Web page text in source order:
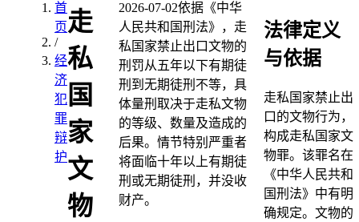
首
页
/
经
济
犯
罪
辩
护
走
私
国
家
文
物
2026-07-02依据《中华
人民共和国刑法》，走
私国家禁止出口文物的
刑罚从五年以下有期徒
刑到无期徒刑不等，具
体量刑取决于走私文物
的等级、数量及造成的
后果。情节特别严重者
将面临十年以上有期徒
刑或无期徒刑，并没收
财产。
法律定义
与依据
走私国家禁止出
口的文物行为，
构成走私国家文
物罪。该罪名在
《中华人民共和
国刑法》中有明
确规定。文物的